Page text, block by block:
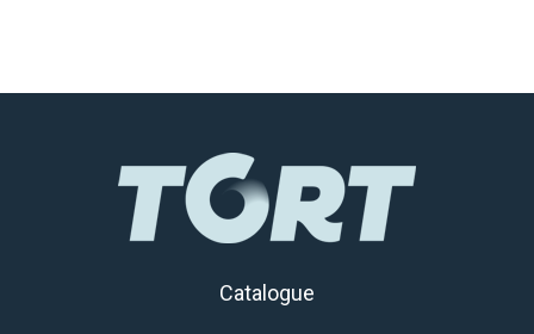
Catalogue